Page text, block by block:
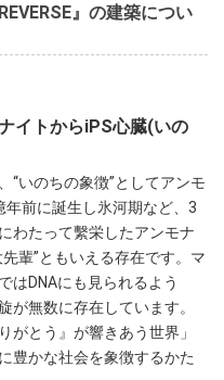
』の建築につい
イトからiPS心臓(いの
“いのちの象徴”としてアンモ
前に誕生し氷河期など、3
わたって繫栄したアンモナ
輩”ともいえる存在です。マ
はDNAにも見られるよう
が無数に存在しています。
がとう』が響きあう世界」
豊かな社会を象徴するかた